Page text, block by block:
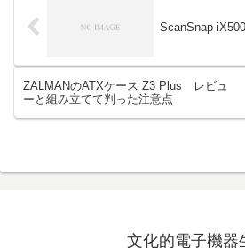
ScanSnap
ZALMANのATXケース Z3 Plus レビュ
ーと組み立てて判った注意点
文化的電子機器